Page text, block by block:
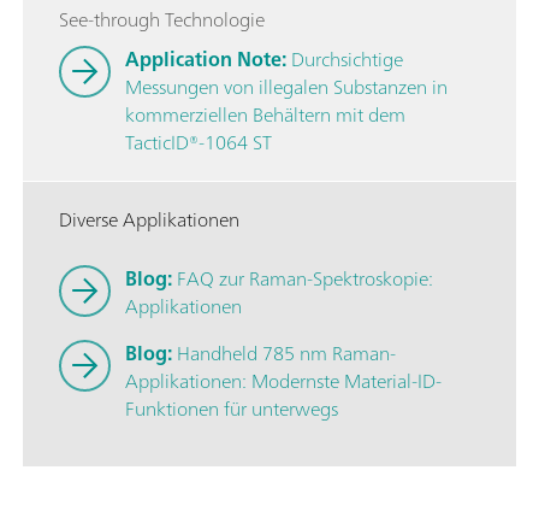
See-through Technologie
Application Note:Durchsichtige
Messungen von illegalen Substanzen in
kommerziellen Behältern mit dem
TacticID®-1064 ST
Diverse Applikationen
Blog:FAQ zur Raman-Spektroskopie:
Applikationen
Blog:Handheld 785 nm Raman-
Applikationen: Modernste Material-ID-
Funktionen für unterwegs